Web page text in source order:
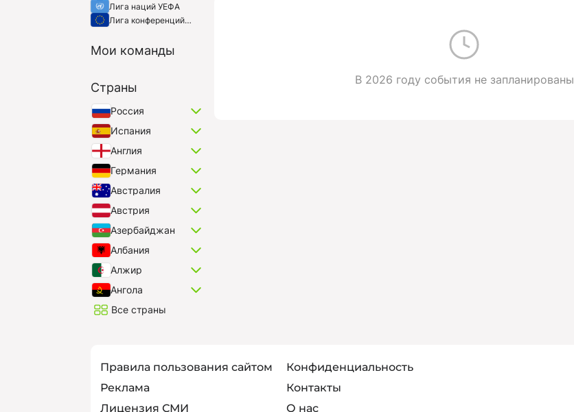
Лига наций УЕФА
Лига конференций УЕФА
Мои команды
Страны
Россия
Испания
Англия
Германия
Австралия
Австрия
Азербайджан
Албания
Алжир
Ангола
Все страны
В 2026 году события не запланированы
Правила пользования сайтом
Конфиденциальность
Реклама
Контакты
Лицензия СМИ
О нас